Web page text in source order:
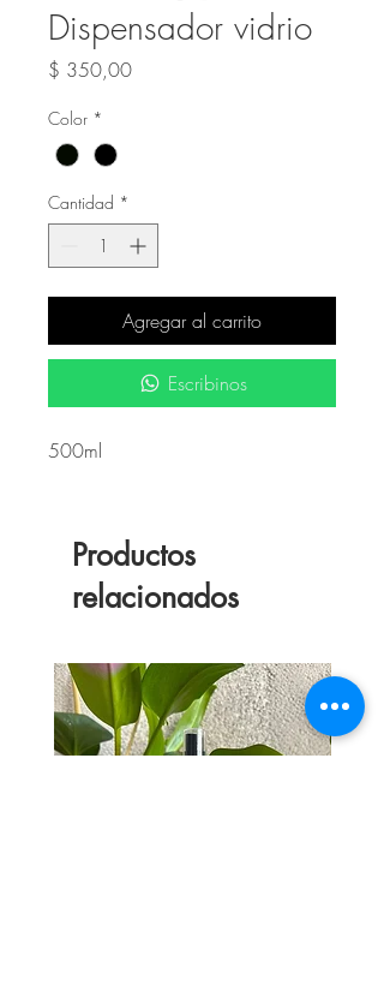
Dispensador vidrio
$ 350,00Precio
Color *
Cantidad *
Agregar al carrito
Escribinos
500ml
Productos
relacionados